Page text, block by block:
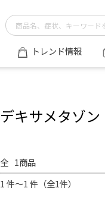
トレンド情報
デキサメタゾン
全 1商品
1 件～1 件（全1件）